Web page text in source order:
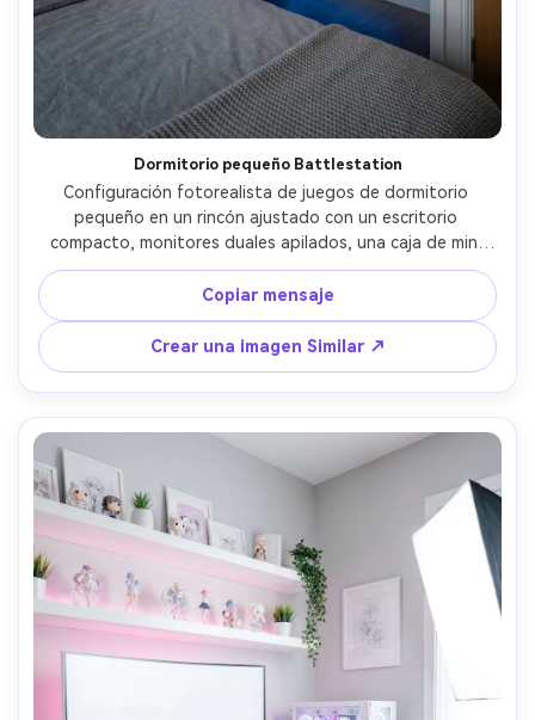
Dormitorio pequeño Battlestation
Configuración fotorealista de juegos de dormitorio
pequeño en un rincón ajustado con un escritorio
compacto, monitores duales apilados, una caja de mini
PC, tira LED debajo del escritorio, organizador de pared
de pegboard, cama visible con ropa de cama gris
ordenada, iluminación azul ambiente suave, lámpara
inteligente en la mesita de noche, enrutamiento de cable
limpio, disparado en Fujifilm GFX 100S, lente de 23 mm,
f/4, composición interior amplia, proporciones realistas,
texturas nítidas, fotografía de interiores de estilo de
Copiar mensaje
Crear una imagen Similar ↗